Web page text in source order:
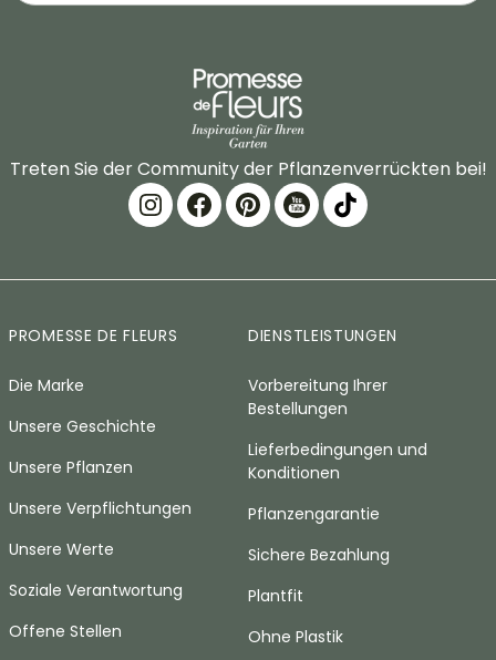
Treten Sie der Community der Pflanzenverrückten bei!
PROMESSE DE FLEURS
Die Marke
Unsere Geschichte
Unsere Pflanzen
Unsere Verpflichtungen
Unsere Werte
Soziale Verantwortung
Offene Stellen
DIENSTLEISTUNGEN
Vorbereitung Ihrer
Bestellungen
Lieferbedingungen und
Konditionen
Pflanzengarantie
Sichere Bezahlung
Plantfit
Ohne Plastik